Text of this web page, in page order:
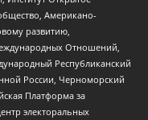
Американо-
развитию,
Отношений,
Республиканский
России, Черноморский
Платформа за
электоральных